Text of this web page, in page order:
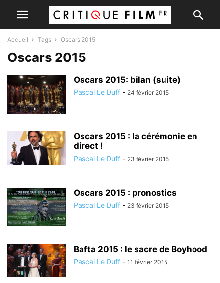
Accueil Tags Oscars 2015
Oscars 2015
Oscars 2015: bilan (suite)
Pascal Le Duff - 24 février 2015
Oscars 2015 : la cérémonie en
direct !
Pascal Le Duff - 23 février 2015
Oscars 2015 : pronostics
Pascal Le Duff - 23 février 2015
Bafta 2015 : le sacre de Boyhood
Pascal Le Duff - 11 février 2015